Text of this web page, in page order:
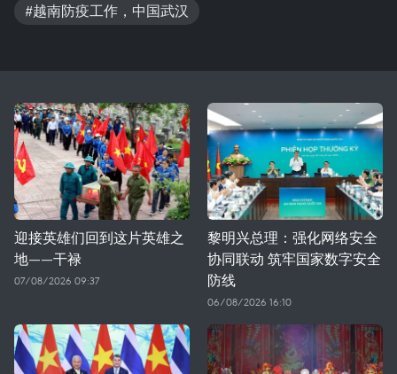
#越南防疫工作，中国武汉
迎接英雄们回到这片英雄之
地——干禄
07/08/2026 09:37
黎明兴总理：强化网络安全
协同联动 筑牢国家数字安全
防线
06/08/2026 16:10